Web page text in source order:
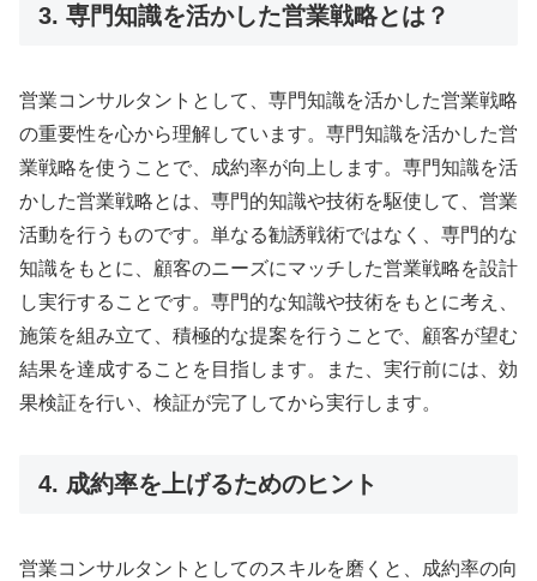
3. 専門知識を活かした営業戦略とは？
営業コンサルタントとして、専門知識を活かした営業戦略
の重要性を心から理解しています。専門知識を活かした営
業戦略を使うことで、成約率が向上します。専門知識を活
かした営業戦略とは、専門的知識や技術を駆使して、営業
活動を行うものです。単なる勧誘戦術ではなく、専門的な
知識をもとに、顧客のニーズにマッチした営業戦略を設計
し実行することです。専門的な知識や技術をもとに考え、
施策を組み立て、積極的な提案を行うことで、顧客が望む
結果を達成することを目指します。また、実行前には、効
果検証を行い、検証が完了してから実行します。
4. 成約率を上げるためのヒント
営業コンサルタントとしてのスキルを磨くと、成約率の向